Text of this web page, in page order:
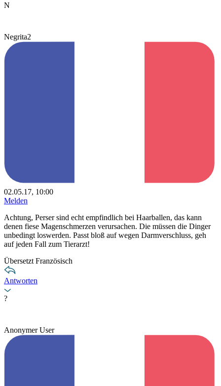
N
Negrita2
02.05.17, 10:00
Melden
Achtung, Perser sind echt empfindlich bei Haarballen, das kann
denen fiese Magenschmerzen verursachen. Die müssen die Dinger
unbedingt loswerden. Passt bloß auf wegen Darmverschluss, geh
auf jeden Fall zum Tierarzt!
Übersetzt Französisch
Antworten
?
Anonymer User